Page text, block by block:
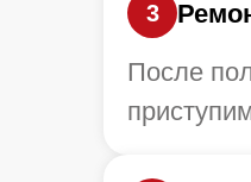
3
После